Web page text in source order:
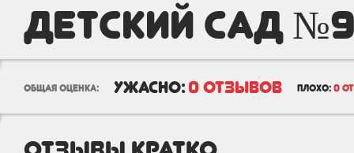
Детский сад
общая оценка: ужасно: 0 отзывов плохо: 0